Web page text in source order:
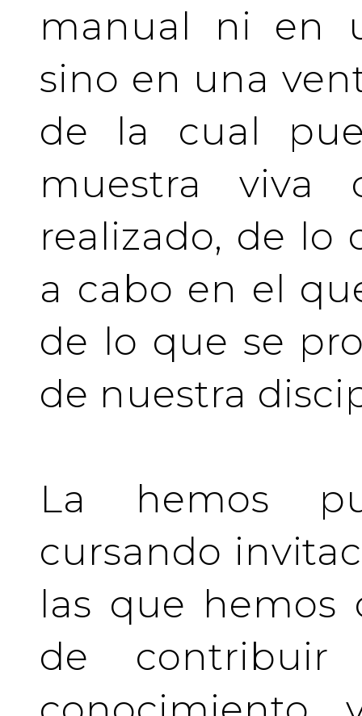
manual ni en
sino en una
de la cual
muestra
realizado, de lo
a cabo en el
de lo que se
de nuestra
La hemos
cursando
las que hemos
de contribuir